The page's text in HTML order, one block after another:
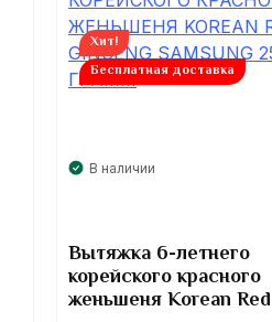
Хит!
Бесплатная доставка
В наличии
Вытяжка 6-летнего
корейского красного
женьшеня Korean Red